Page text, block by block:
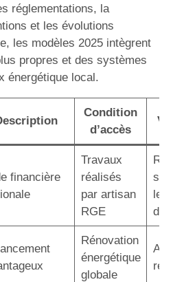
réglementations, la
et les évolutions
les modèles 2025 intègrent
propres et des systèmes
énergétique local.
Condition
d’accès
financière
Travaux
réalisés
par artisan
RGE
le
Rénovation
énergétique
globale